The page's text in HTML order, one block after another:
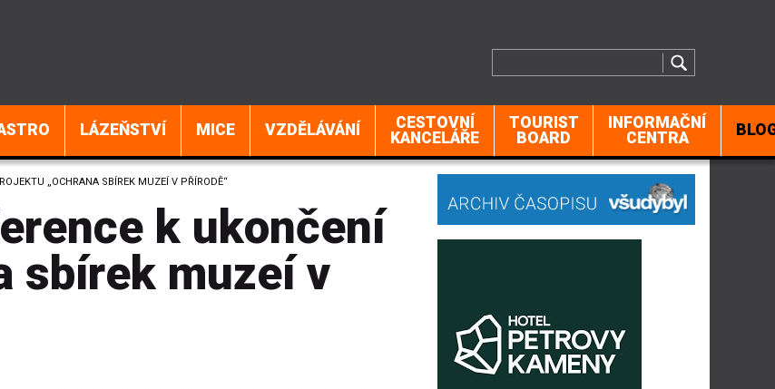
LÁZEŇSTVÍ MICE VZDĚLÁVÁNÍ
CESTOVNÍ
KANCELÁŘE
TOURIST
BOARD
INFORMAČNÍ
CENTRA
„OCHRANA SBÍREK MUZEÍ V PŘÍRODĚ“
k ukončení
sbírek muzeí v